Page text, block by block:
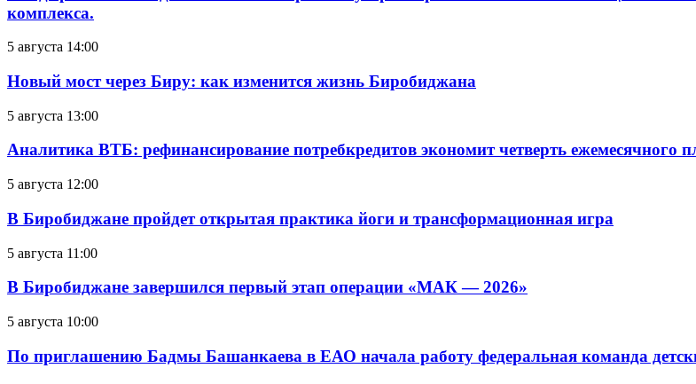
комплекса.
5 августа 14:00
Новый мост через Биру: как изменится жизнь Биробиджана
5 августа 13:00
Аналитика ВТБ: рефинансирование потребкредитов экономит четверть ежемесячного
5 августа 12:00
В Биробиджане пройдет открытая практика йоги и трансформационная игра
5 августа 11:00
В Биробиджане завершился первый этап операции «МАК — 2026»
5 августа 10:00
По приглашению Бадмы Башанкаева в ЕАО начала работу федеральная команда